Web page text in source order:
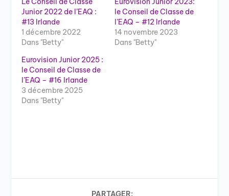
Junior 2022 de l’EAQ :
#13 Irlande
1 décembre 2022
Dans "Betty"
le Conseil de Classe de
l’EAQ – #12 Irlande
14 novembre 2023
Dans "Betty"
Eurovision Junior 2025 :
le Conseil de Classe de
l’EAQ – #16 Irlande
3 décembre 2025
Dans "Betty"
PARTAGER: